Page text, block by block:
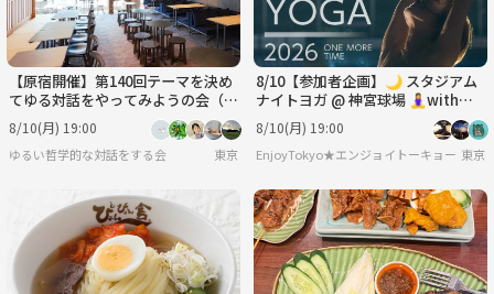
【原宿開催】第140回テーマを決め
てゆる対話をやってみようの会（人
は環境で変われるのか？）
8/10(月) 19:00
ゆるい哲学的な対話をする会 東京
8/10【参加者企画】🌙 スタジアム
ナイトヨガ @ 神宮球場 🧘‍♀️with鈴
木一平
8/10(月) 19:00
EnjoyTokyo★エンジョイトーキョー 〜
東京